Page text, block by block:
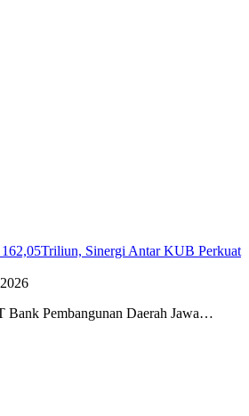
162,05Triliun, Sinergi Antar KUB Perkuat
Pembangunan Daerah Jawa…